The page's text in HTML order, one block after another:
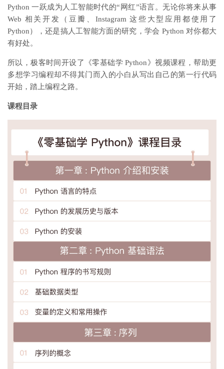
Python 一跃成为人工智能时代的“网红”语言。无论你将来从事
Web 相关开发（豆瓣、Instagram 这些大型应用都使用了
Python），还是搞人工智能方面的研究，学会 Python 对你都大
有好处。
所以，极客时间开设了《零基础学 Python》视频课程，帮助更
多想学习编程却不得其门而入的小白从写出自己的第一行代码
开始，踏上编程之路。
课程目录